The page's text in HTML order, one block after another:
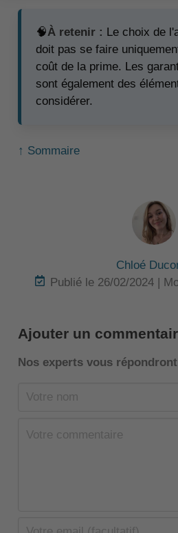
🧠À retenir : Le choix de
doit pas se faire
coût de la prime. Les
sont également des
considérer.
↑ Sommaire
Chloé
Publié le 26/02/2024 |
Ajouter un
Nos experts vous